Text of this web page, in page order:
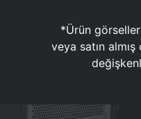
*Ürün
veya satın